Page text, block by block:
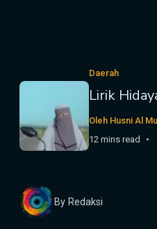
Daerah
Lirik
Oleh Husni Al
12 mins read
By Redaksi